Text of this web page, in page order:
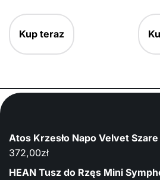
Kup teraz
Atos Krzesło Napo Velvet Szare
372,00zł
HEAN Tusz do Rzęs Mini